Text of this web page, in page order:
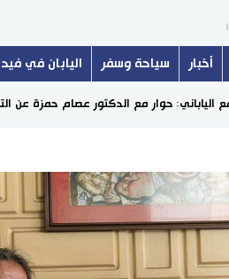
أخبار سياحة وسفر اليابان في
الياباني: حوار مع الدكتور عصام حمزة عن